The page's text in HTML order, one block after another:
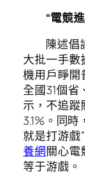
“電競
陳述倡
大批一手數
機用戶睜開
全國31個省
示，不追蹤
3.1%。同
就是打游戲
養網關心電
等于游戲。